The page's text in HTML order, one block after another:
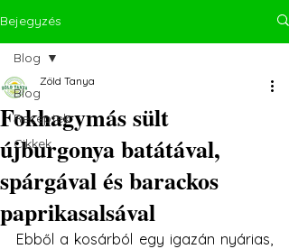
Bejegyzés
Blog
Receptek
Cikkek
Blog
Fokhagymás sült
újburgonya batátával,
spárgával és barackos
paprikasalsával
Zöld Tanya
Ebből a kosárból egy igazán nyárias,